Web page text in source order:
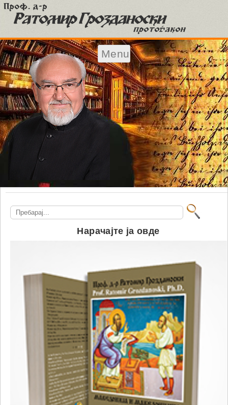
Menu
Skip to content
Search
for:
Нарачајте ја овде